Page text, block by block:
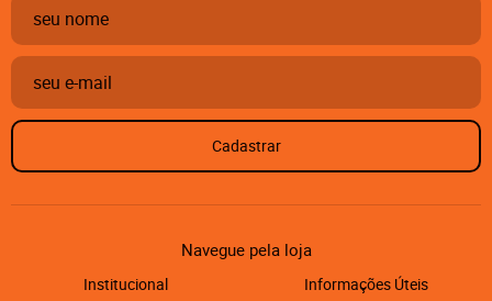
Cadastrar
Navegue pela loja
Institucional
Informações Úteis